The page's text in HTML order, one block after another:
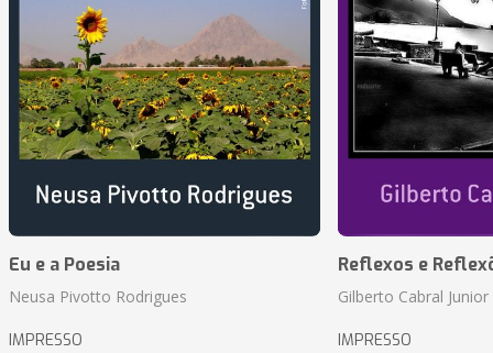
Eu e a Poesia
Neusa Pivotto Rodrigues
IMPRESSO
Reflexos e
Gilberto Cabral Junior
IMPRESSO